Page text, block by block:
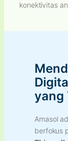
konektivitas
yang
Amasol
berfokus